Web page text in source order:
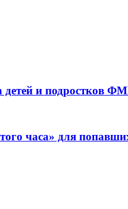
детей и подростков
часа» для